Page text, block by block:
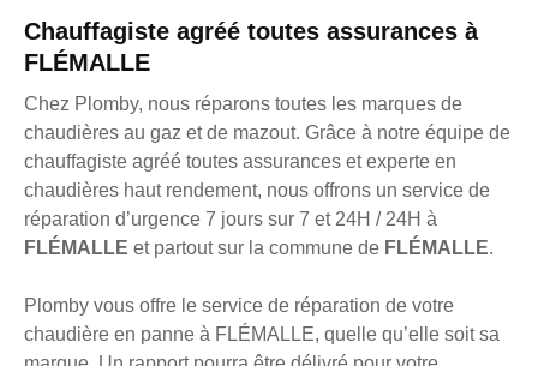
Chauffagiste agréé toutes assurances à
FLÉMALLE
Chez Plomby, nous réparons toutes les marques de
chaudières au gaz et de mazout. Grâce à notre équipe de
chauffagiste agréé toutes assurances et experte en
chaudières haut rendement, nous offrons un service de
réparation d’urgence 7 jours sur 7 et 24H / 24H à
FLÉMALLE et partout sur la commune de FLÉMALLE.
Plomby vous offre le service de réparation de votre
chaudière en panne à FLÉMALLE, quelle qu’elle soit sa